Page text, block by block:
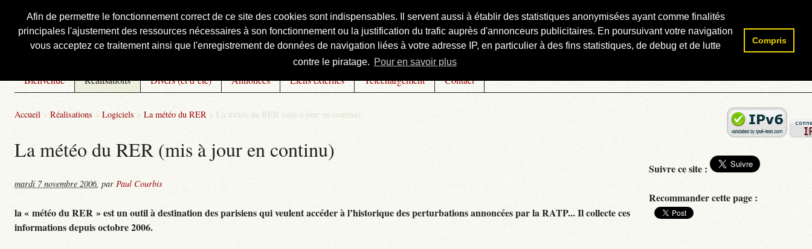
Afin de permettre le fonctionnement correct de ce site des cookies sont indispensables. Il servent aussi à établir des statistiques anonymisées ayant comme finalités
principales l'ajustement des ressources nécessaires à son fonctionnement ou la justification du trafic auprès d'annonceurs publicitaires. En poursuivant votre navigation
vous acceptez ce traitement ainsi que l'enregistrement de données de navigation liées à votre adresse IP, en particulier à des fins statistiques, de debug et de lutte
contre le piratage. Pour en savoir plus
Compris
Courbis, « LE » Blog Officiel
Bienvenue Réalisations Divers (et d’été) Annonces Liens externes Téléchargement Contact
Accueil > Réalisations > Logiciels > La météo du RER > La météo du RER (mis à jour en continu)
La météo du RER (mis à jour en continu)
mardi 7 novembre 2006, par Paul Courbis
la « météo du RER » est un outil à destination des parisiens qui veulent accéder à l’historique des perturbations annoncées par la RATP... Il collecte ces
informations depuis octobre 2006.
Rechercher :
Suivre ce site :
Recommander cette page :